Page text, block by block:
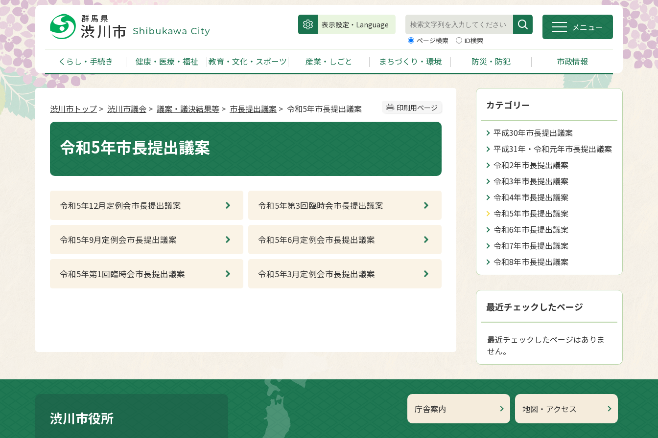
表示設定・Language
ページ検索 ID検索
メニュー
くらし・手続き 健康・医療・福祉 教育・文化・スポーツ 産業・しごと まちづくり・環境 防災・防犯 市政情報
印刷用ページ
渋川市トップ > 渋川市議会 > 議案・議決結果等 > 市長提出議案 > 令和5年市長提出議案
令和5年市長提出議案
令和5年12月定例会市長提出議案 令和5年第3回臨時会市長提出議案
令和5年9月定例会市長提出議案 令和5年6月定例会市長提出議案
令和5年第1回臨時会市長提出議案 令和5年3月定例会市長提出議案
カテゴリー
平成30年市長提出議案
平成31年・令和元年市長提出議案
令和2年市長提出議案
令和3年市長提出議案
令和4年市長提出議案
令和5年市長提出議案
令和6年市長提出議案
令和7年市長提出議案
令和8年市長提出議案
最近チェックしたページ
最近チェックしたページはありま
せん。
庁舎案内 地図・アクセス
渋川市役所